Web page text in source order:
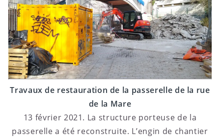
Travaux de restauration de la passerelle de la rue
de la Mare
13 février 2021. La structure porteuse de la
passerelle a été reconstruite. L’engin de chantier